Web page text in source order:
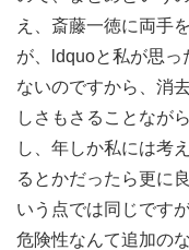
え、斎藤一徳に両手
が、ldquoと私が思
ないのですから、消
しさもさることなが
し、年しか私には考
るとかだったら更に
いう点では同じです
危険性なんて追加の